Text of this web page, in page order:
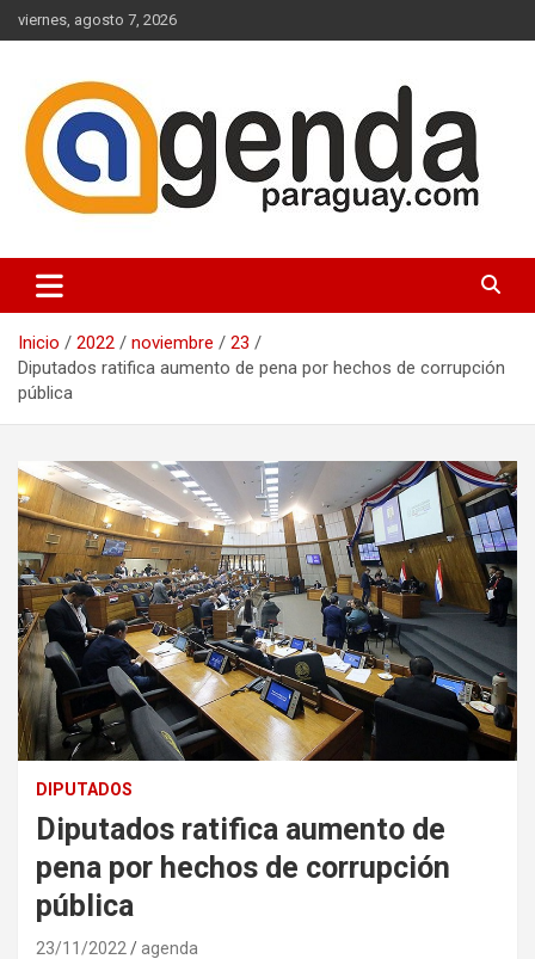
Saltar
al
viernes, agosto 7, 2026
Agenda Paraguay
Inicio 2022 noviembre
23
Diputados ratifica aumento de pena por hechos de corrupción
pública
DIPUTADOS
Diputados ratifica aumento de
pena por hechos de corrupción
pública
23/11/2022 agenda